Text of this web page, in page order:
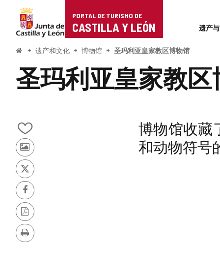
Portal
de
Turismo
Castilla
León
PORTAL DE TURISMO DE
CASTILLA Y LEÓN 遗产
开
遗产和文化 博物馆 圣玛利亚皇家教区博物馆
圣玛利亚皇家教区
从
我
的
笔
记
本
中
添
加/
删
除
其
他
游
客
的
照
片
推
特
Facebook
PDF
版
本
打
博物馆收藏
和动物符号